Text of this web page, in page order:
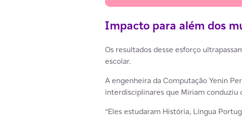
Impacto para além dos
Os resultados desse esforço
escolar.
A engenheira da Computação Yenin
interdisciplinares que Miriam conduziu
“Eles estudaram História, Língua